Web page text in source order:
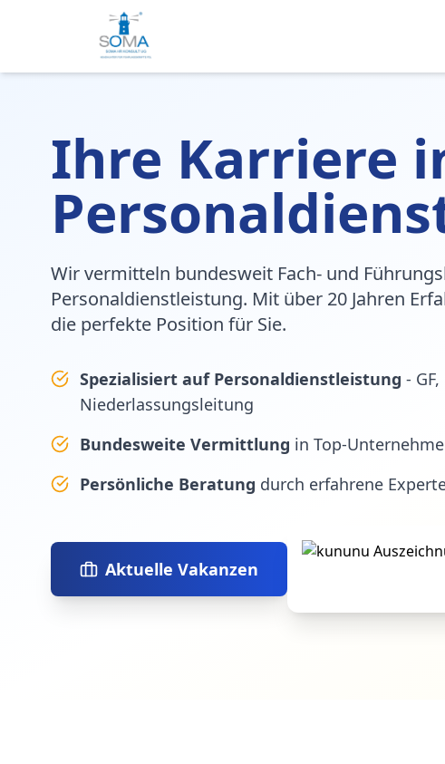
Ihre Karriere
Wir vermitteln bundesweit Fach- und
Personaldienstleistung. Mit über 20 Jahren
die perfekte Position für Sie.
Spezialisiert auf Personaldienstleistung -
Niederlassungsleitung
Bundesweite Vermittlung in Top-
Persönliche Beratung durch erfahrene
Aktuelle Vakanzen